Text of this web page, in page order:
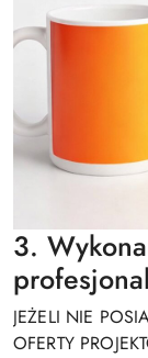
3.
JEŻELI NIE
OFERTY